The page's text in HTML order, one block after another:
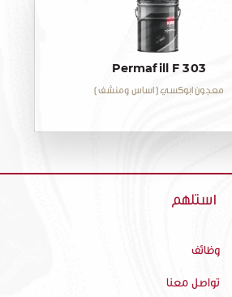
Permafill F 303
معجون ابوكسي ( اساس ومنشف )
استلهم
وظائف
تواصل معنا